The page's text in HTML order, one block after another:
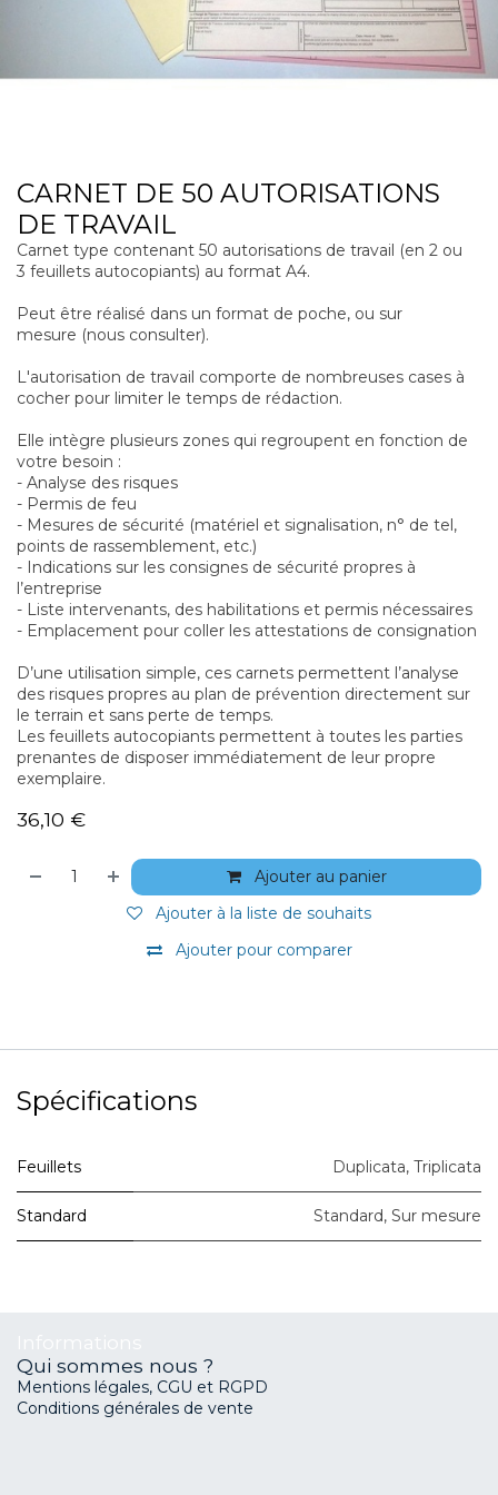
CARNET DE 50 AUTORISATIONS
DE TRAVAIL
Carnet type contenant 50 autorisations de travail (en 2 ou
3 feuillets autocopiants) au format A4.
Peut être réalisé dans un format de poche, ou sur
mesure (nous consulter).
L'autorisation de travail comporte de nombreuses cases à
cocher pour limiter le temps de rédaction.
Elle intègre plusieurs zones qui regroupent en fonction de
votre besoin :
- Analyse des risques
- Permis de feu
- Mesures de sécurité (matériel et signalisation, n° de tel,
points de rassemblement, etc.)
- Indications sur les consignes de sécurité propres à
l’entreprise
- Liste intervenants, des habilitations et permis nécessaires
- Emplacement pour coller les attestations de consignation
D’une utilisation simple, ces carnets permettent l’analyse
des risques propres au plan de prévention directement sur
le terrain et sans perte de temps.
Les feuillets autocopiants permettent à toutes les parties
prenantes de disposer immédiatement de leur propre
exemplaire.
36,10 €
Ajouter au panier
Ajouter pour comparer
Ajouter à la liste de souhaits
Spécifications
Feuillets Duplicata, Triplicata
Standard Standard, Sur mesure
Qui sommes nous ?
Mentions légales, CGU et RGPD
Conditions générales de vente